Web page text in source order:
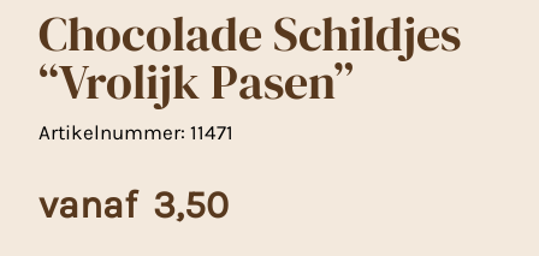
Chocolade Schildjes
“Vrolijk Pasen”
Artikelnummer: 11471
vanaf 3,50